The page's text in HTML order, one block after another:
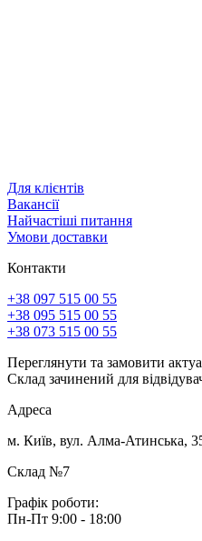
Для клієнтів
Вакансії
Найчастіші питання
Умови доставки
Контакти
+38 097 515 00 55
+38 095 515 00 55
+38 073 515 00 55
Переглянути та замовити
Склад зачинений для
Адреса
м. Київ, вул. Алма-Атинська,
Склад №7
Графік роботи:
Пн-Пт 9:00 - 18:00